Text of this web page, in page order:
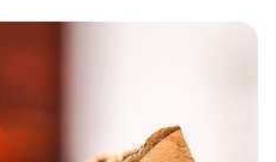
in den vergangenen
wird Teamgeist, der